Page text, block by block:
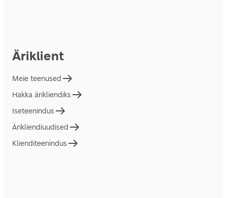
Äriklient
Meie teenused
Hakka ärikliendiks
Iseteenindus
Ärikliendiuudised
Klienditeenindus